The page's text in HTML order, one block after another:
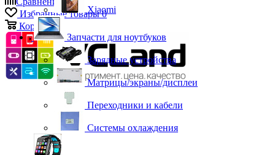
Избранные товары 0
Корзина 0
Xiaomi
Запчасти для ноутбуков
Зарядные устройства
Матрицы/экраны/дисплеи
Переходники и кабели
Системы охлаждения